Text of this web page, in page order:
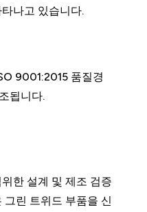
나고 있습니다.
9001:2015 품질경
됩니다.
한 설계 및 제조 검증
린 트위드 부품을 신